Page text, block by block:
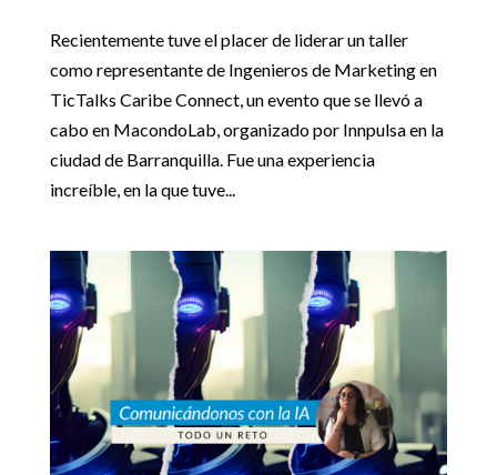
Recientemente tuve el placer de liderar un taller
como representante de Ingenieros de Marketing en
TicTalks Caribe Connect, un evento que se llevó a
cabo en MacondoLab, organizado por Innpulsa en la
ciudad de Barranquilla. Fue una experiencia
increíble, en la que tuve...